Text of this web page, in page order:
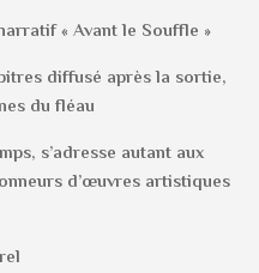
« Avant le Souffle »
diffusé après la sortie,
du fléau
s’adresse autant aux
d’œuvres artistiques